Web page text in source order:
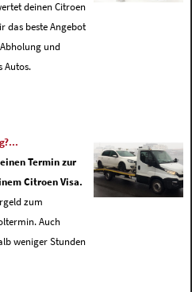
deinen Citroen
das beste Angebot
und
Autos.
Termin zur
Citroen Visa.
zum
Auch
weniger Stunden